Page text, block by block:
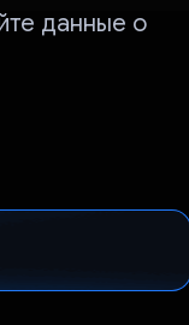
данные о